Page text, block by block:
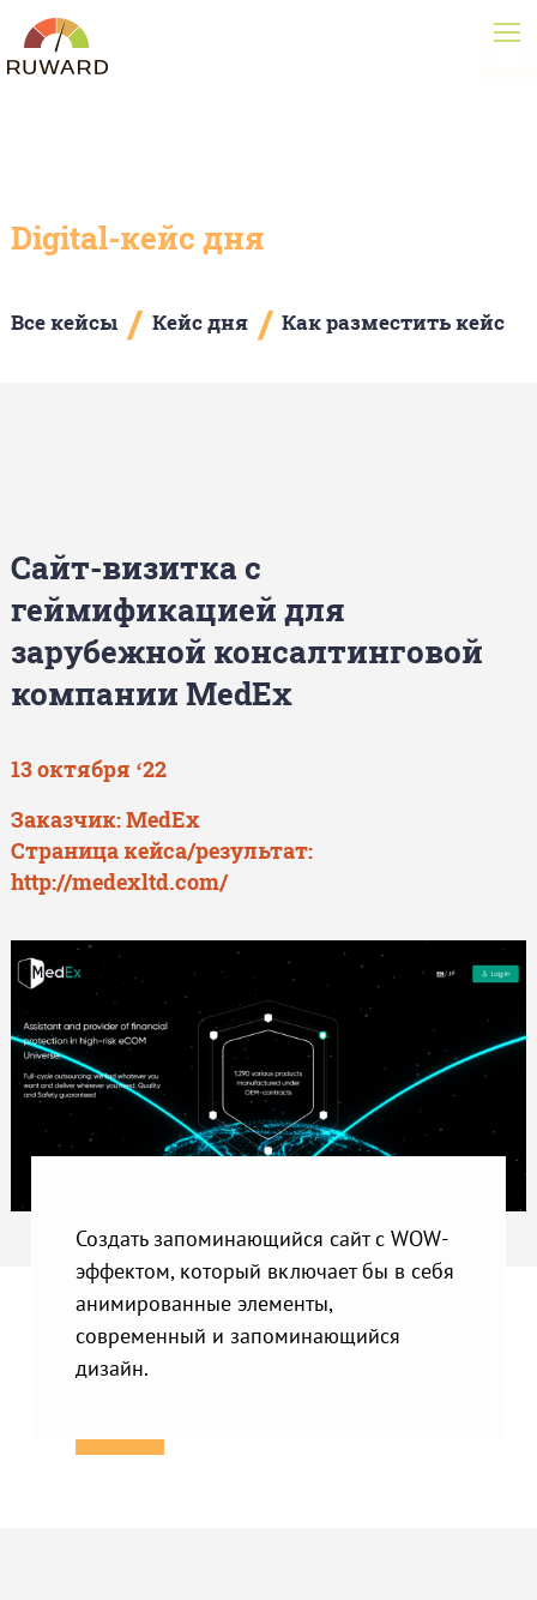
Digital-кейс дня
Все кейсы / Кейс дня / Как разместить кейс
Сайт-визитка с
геймификацией для
зарубежной консалтинговой
компании MedEx
13 октября ‘22
Заказчик: MedEx
Страница кейса/результат:
http://medexltd.com/
Создать запоминающийся сайт с WOW-
эффектом, который включает бы в себя
анимированные элементы,
современный и запоминающийся
дизайн.